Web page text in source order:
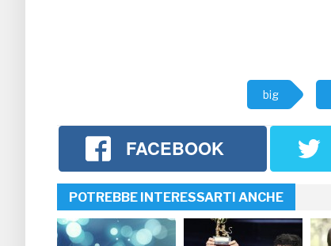
big
FACEBOOK
POTREBBE INTERESSARTI ANCHE